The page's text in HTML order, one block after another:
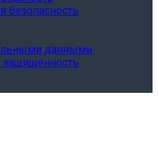
безопасность
данными
защищенность